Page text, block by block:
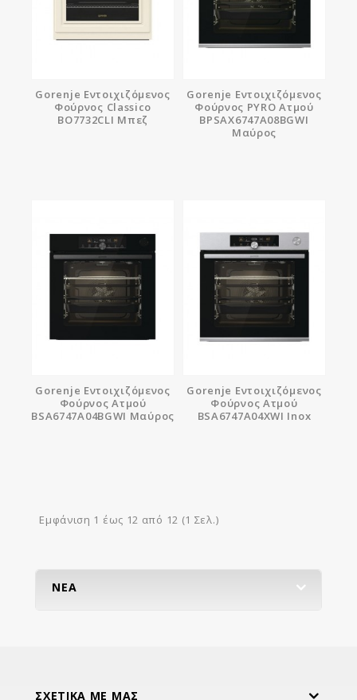
Gorenje Εντοιχιζόμενος
Φούρνος Classico
ΒΟ7732CLI Μπεζ
Gorenje Εντοιχιζόμενος
Φούρνος PYRO Ατμού
BPSAX6747A08BGWI
Μαύρος
Gorenje Εντοιχιζόμενος
Φούρνος Ατμού
BSA6747A04BGWI Μαύρος
Gorenje Εντοιχιζόμενος
Φούρνος Ατμού
BSA6747A04XWI Inox
Εμφάνιση 1 έως 12 από 12 (1 Σελ.)
ΝΈΑ
ΣΧΕΤΙΚΆ ΜΕ ΜΑΣ